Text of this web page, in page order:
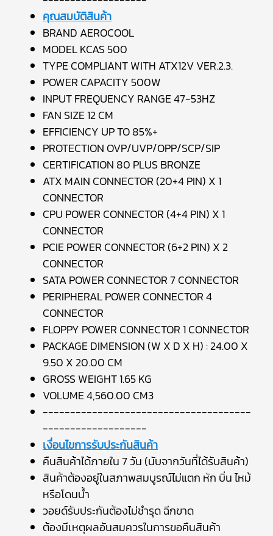
คุณสมบัติสินค้า
BRAND AEROCOOL
MODEL KCAS 500
TYPE COMPLIANT WITH ATX12V VER.2.3.
POWER CAPACITY 500W
INPUT FREQUENCY RANGE 47-53HZ
FAN SIZE 12 CM
EFFICIENCY UP TO 85%+
PROTECTION OVP/UVP/OPP/SCP/SIP
CERTIFICATION 80 PLUS BRONZE
ATX MAIN CONNECTOR (20+4 PIN) X 1
CONNECTOR
CPU POWER CONNECTOR (4+4 PIN) X 1
CONNECTOR
PCIE POWER CONNECTOR (6+2 PIN) X 2
CONNECTOR
SATA POWER CONNECTOR 7 CONNECTOR
PERIPHERAL POWER CONNECTOR 4
CONNECTOR
FLOPPY POWER CONNECTOR 1 CONNECTOR
PACKAGE DIMENSION (W X D X H) : 24.00 X
9.50 X 20.00 CM
GROSS WEIGHT 1.65 KG
VOLUME 4,560.00 CM3
--------------------------------------
-------------------
เงื่อนไขการรับประกันสินค้า
คืนสินค้าได้ภายใน 7 วัน (นับจากวันที่ได้รับสินค้า)
สินค้าต้องอยู่ในสภาพสมบูรณ์ไม่แตก หัก บิ่น ไหม้
หรือโดนน้ำ
วอยด์รับประกันต้องไม่ชำรุด ฉีกขาด
ต้องมีเหตุผลอันสมควรในการขอคืนสินค้า